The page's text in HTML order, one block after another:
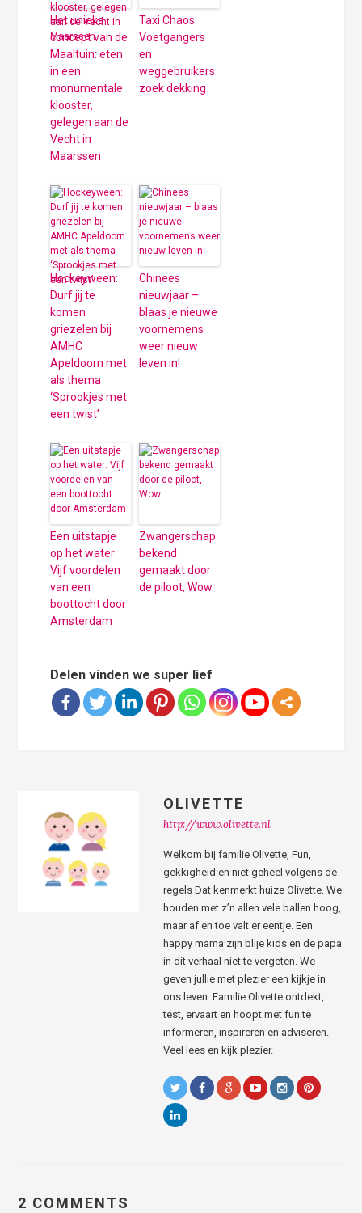
Het unieke
concept van de
Maaltuin: eten
in een
monumentale
klooster,
gelegen aan de
Vecht in
Maarssen
Taxi Chaos:
Voetgangers
en
weggebruikers
zoek dekking
Hockeyween:
Durf jij te
komen
griezelen bij
AMHC
Apeldoorn met
als thema
‘Sprookjes met
een twist’
Chinees
nieuwjaar –
blaas je nieuwe
voornemens
weer nieuw
leven in!
Een uitstapje
op het water:
Vijf voordelen
van een
boottocht door
Amsterdam
Zwangerschap
bekend
gemaakt door
de piloot, Wow
Delen vinden we super lief
OLIVETTE
http://www.olivette.nl
Welkom bij familie Olivette, Fun,
gekkigheid en niet geheel volgens de
regels Dat kenmerkt huize Olivette. We
houden met z’n allen vele ballen hoog,
maar af en toe valt er eentje. Een
happy mama zijn blije kids en de papa
in dit verhaal niet te vergeten. We
geven jullie met plezier een kijkje in
ons leven. Familie Olivette ontdekt,
test, ervaart en hoopt met fun te
informeren, inspireren en adviseren.
Veel lees en kijk plezier.
2 COMMENTS